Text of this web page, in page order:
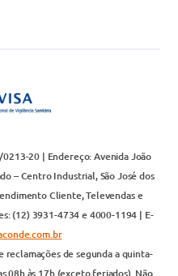
0213-20 | Endereço: Avenida João
– Centro Industrial, São José dos
Cliente, Televendas e
(12) 3931-4734 e 4000-1194 | E-
de segunda a quinta-
08h às 17h (exceto feriados). Não